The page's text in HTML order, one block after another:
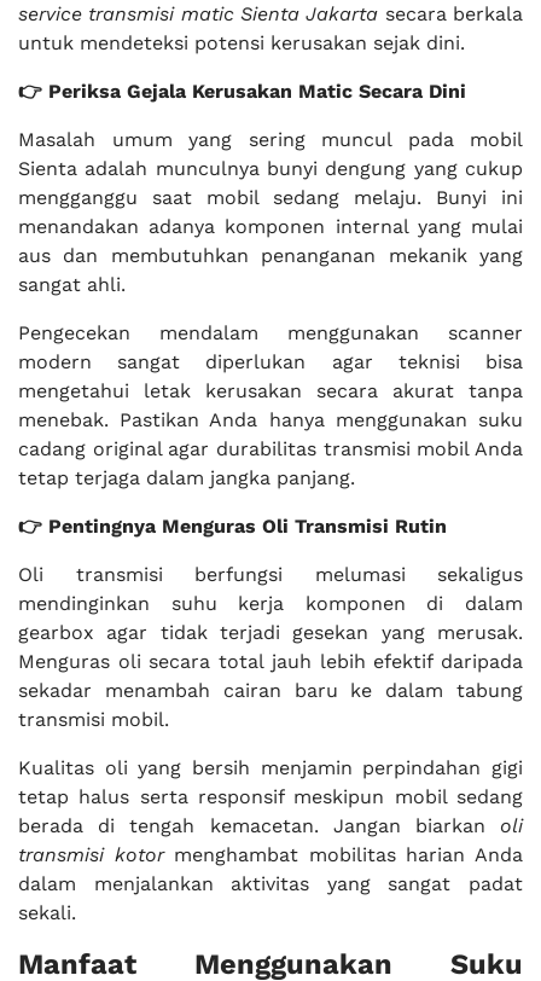
service transmisi matic Sienta Jakarta secara berkala
untuk mendeteksi potensi kerusakan sejak dini.
👉 Periksa Gejala Kerusakan Matic Secara Dini
Masalah umum yang sering muncul pada mobil
Sienta adalah munculnya bunyi dengung yang cukup
mengganggu saat mobil sedang melaju. Bunyi ini
menandakan adanya komponen internal yang mulai
aus dan membutuhkan penanganan mekanik yang
sangat ahli.
Pengecekan mendalam menggunakan scanner
modern sangat diperlukan agar teknisi bisa
mengetahui letak kerusakan secara akurat tanpa
menebak. Pastikan Anda hanya menggunakan suku
cadang original agar durabilitas transmisi mobil Anda
tetap terjaga dalam jangka panjang.
👉 Pentingnya Menguras Oli Transmisi Rutin
Oli transmisi berfungsi melumasi sekaligus
mendinginkan suhu kerja komponen di dalam
gearbox agar tidak terjadi gesekan yang merusak.
Menguras oli secara total jauh lebih efektif daripada
sekadar menambah cairan baru ke dalam tabung
transmisi mobil.
Kualitas oli yang bersih menjamin perpindahan gigi
tetap halus serta responsif meskipun mobil sedang
berada di tengah kemacetan. Jangan biarkan oli
transmisi kotormenghambat mobilitas harian Anda
dalam menjalankan aktivitas yang sangat padat
sekali.
Manfaat Menggunakan Suku